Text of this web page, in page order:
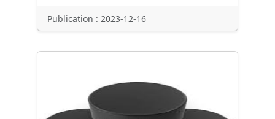
Publication : 2023-12-16